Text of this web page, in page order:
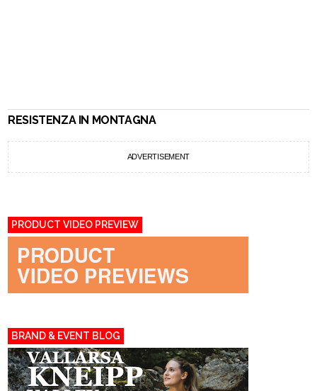
RESISTENZA IN MONTAGNA
ADVERTISEMENT
PRODUCT VIDEO PREVIEW
BRAND & EVENT BLOG